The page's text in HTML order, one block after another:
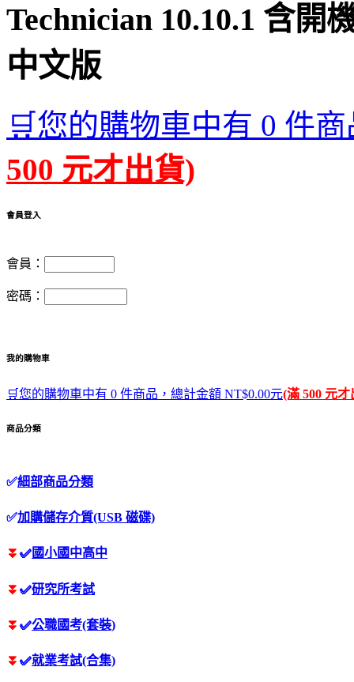
Technician 10.10.1 含開
中文版
🛒您的購物車中有 0 件
500 元才出貨)
會員登入
會員：
密碼：
我的購物車
🛒您的購物車中有 0 件商品，總計金額 NT$0.00元(滿 500 元才
商品分類
✅細部商品分類
✅加購儲存介質(USB 磁碟)
⏬ ✅國小國中高中
⏬ ✅研究所考試
⏬ ✅公職國考(套裝)
⏬ ✅就業考試(合集)